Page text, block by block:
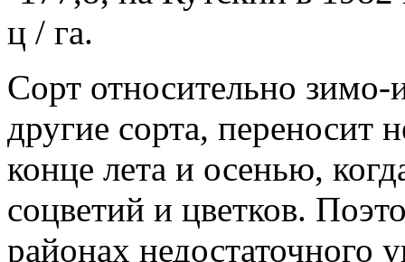
ц / га.
Сорт относительно
другие сорта, переносит
конце лета и осенью,
соцветий и цветков.
районах недостаточного